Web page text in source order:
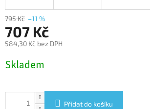
795 Kč –11 %
707 Kč
584,30 Kč bez DPH
cena:
Skladem
Přidat do košíku